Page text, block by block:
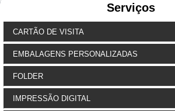
Serviços
CARTÃO DE VISITA
EMBALAGENS PERSONALIZADAS
FOLDER
IMPRESSÃO DIGITAL